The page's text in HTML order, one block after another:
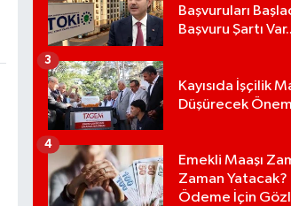
Başvuruları
Başvuru Şartı
Kayısıda İşçilik
Düşürecek
3
Emekli Maaşı
Zaman
Ödeme İçin
4